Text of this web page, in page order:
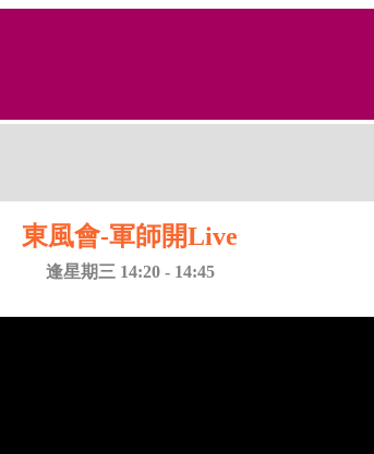
東風會-軍師開Live
逢星期三 14:20 - 14:45